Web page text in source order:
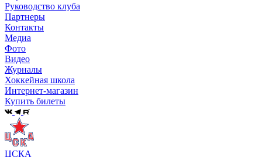
Руководство клуба
Партнеры
Контакты
Медиа
Фото
Видео
Журналы
Хоккейная школа
Интернет-магазин
Купить билеты
ЦСКА